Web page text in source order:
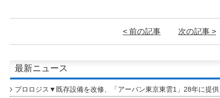
< 前の記事 次の記事 >
最新ニュース
プロロジス▼既存設備を改修、「アーバン東京東雲1」28年に提供